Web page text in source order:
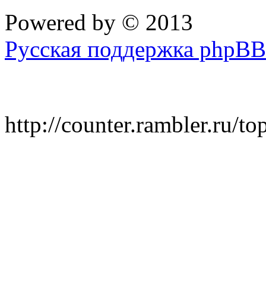
Powered by © 2013
Русская поддержка phpBB
http://counter.rambler.ru/